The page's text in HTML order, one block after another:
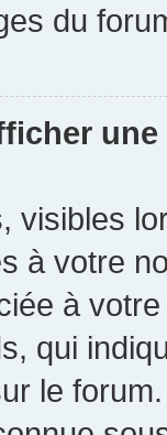
du
visibles
à votre
à
qui
le